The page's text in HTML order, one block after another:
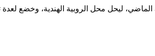
ليحل محل الروبية الهندية، وخضع لعدة